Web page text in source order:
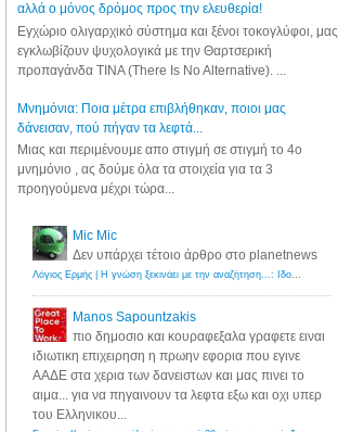
αλλά ο μόνος δρόμος προς την ελευθερία!
Εγχώριο ολιγαρχικό σύστημα και ξένοι τοκογλύφοι, μας
εγκλωβίζουν ψυχολογικά με την Θαρτσερική
προπαγάνδα TINA (There Is No Alternative). ...
Μνημόνια: Ποια μέτρα επιβλήθηκαν, ποιοι μας
δάνεισαν, πού πήγαν τα λεφτά...
Μιας και περιμένουμε απο στιγμή σε στιγμή το 4ο
μνημόνιο , ας δούμε όλα τα στοιχεία για τα 3
προηγούμενα μέχρι τώρα...
Mic Mic
Δεν υπάρχει τέτοιο άρθρο στο planetnews
Λόγιος Ερμής | Η γνώση ξεκινάει με την αναζήτηση...: Ιδού οι 18 που χρωστούν 11 δις ευρώ!
Manos Sapountzakis
πιο δημοσιο και κουραφεξαλα γραφετε ειναι
ιδιωτικη επιχειρηση η πρωην εφορια που εγινε
ΑΑΔΕ στα χερια των δανειστων και μας πινει το
αιμα... για να πηγαινουν τα λεφτα εξω και οχι υπερ
του Ελληνικου...